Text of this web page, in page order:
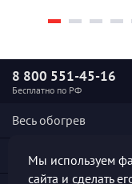
8 800 551-45-16
Бесплатно по РФ
Весь обогрев
Наши услуги
Мы используем
сайта и сделать